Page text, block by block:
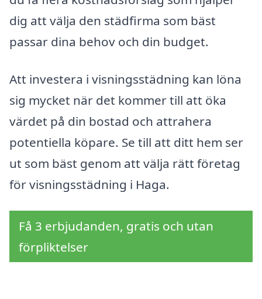
dig att välja den städfirma som bäst
passar dina behov och din budget.
Att investera i visningsstädning kan löna
sig mycket när det kommer till att öka
värdet på din bostad och attrahera
potentiella köpare. Se till att ditt hem ser
ut som bäst genom att välja rätt företag
för visningsstädning i Haga.
Få 3 erbjudanden, gratis och utan
förpliktelser